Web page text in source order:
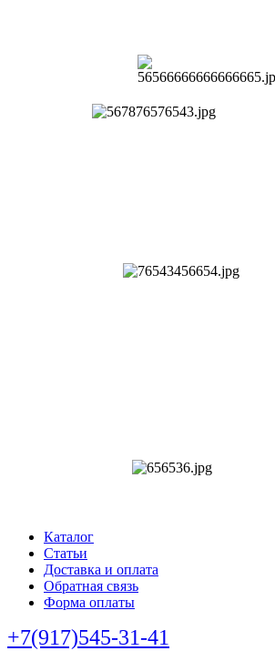
Каталог
Статьи
Доставка и оплата
Обратная связь
Форма оплаты
+7(917)545-31-41